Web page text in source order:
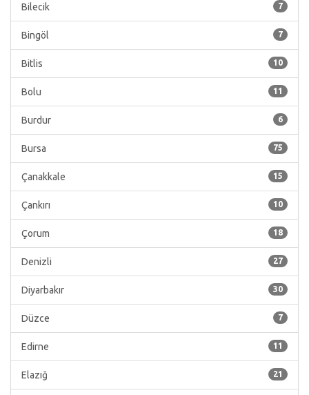
7
Bilecik
7
Bingöl
10
Bitlis
11
Bolu
6
Burdur
75
Bursa
15
Çanakkale
10
Çankırı
18
Çorum
27
Denizli
30
Diyarbakır
7
Düzce
11
Edirne
21
Elazığ